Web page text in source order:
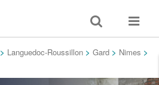
Toggle
search
Toggle
> Languedoc-Roussillon > Gard > Nimes >